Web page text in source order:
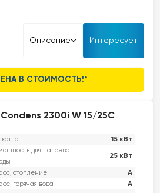
в использовании, экономичность и
Описание Интересует
В СТОИМОСТЬ!*
Condens 2300i W 15/25C
15 кВт
для нагрева
25 кВт
отопление A
горячая вода A